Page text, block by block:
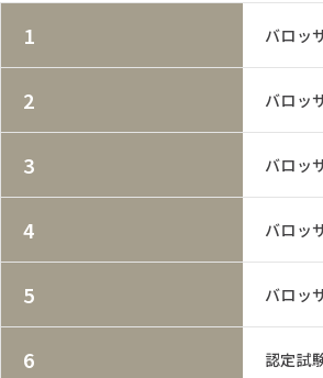
1 バロッ
2 バロッ
3 バロッ
4 バロッ
5 バロッ
6 認定試